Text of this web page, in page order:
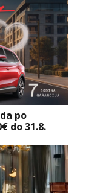
po
do 31.8.